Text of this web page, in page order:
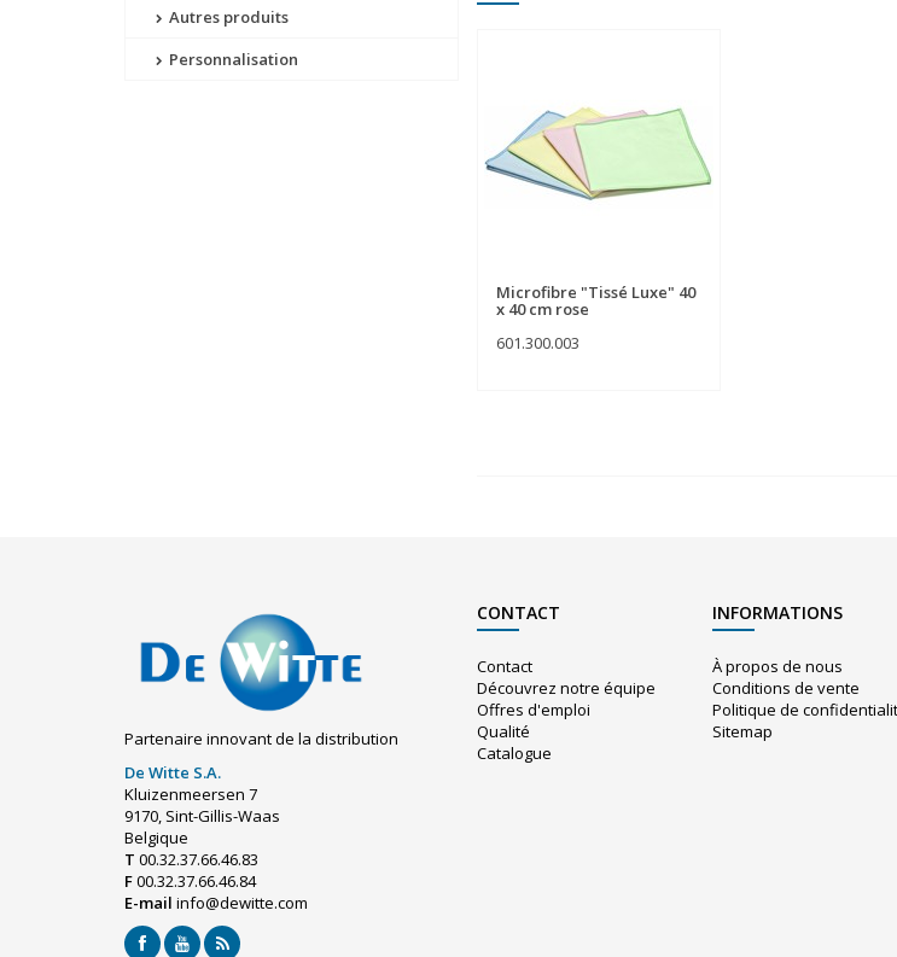
Autres produits
Personnalisation
Microfibre "Tissé Luxe" 40
x 40 cm rose
601.300.003
Partenaire innovant de la distribution
De Witte S.A.
Kluizenmeersen 7
9170, Sint-Gillis-Waas
Belgique
T 00.32.37.66.46.83
F00.32.37.66.46.84
E-mail info@dewitte.com
CONTACT
Contact
Découvrez notre équipe
Offres d'emploi
Qualité
Catalogue
INFORMATIONS
À propos de nous
Conditions de vente
Politique de
Sitemap